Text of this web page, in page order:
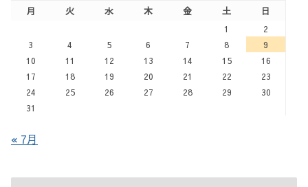
月 火 水 木 金 土
日
1
2
3
4 5 6 7 8
9
10
11 12 13 14 15
16
17
18 19 20 21 22
23
24
25 26 27 28 29
30
31
« 7月